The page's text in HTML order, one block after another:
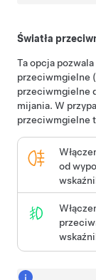
Światła
Ta opcja pozwala
przeciwmgielne
przeciwmgielne
mijania. W
przeciwmgielne
od